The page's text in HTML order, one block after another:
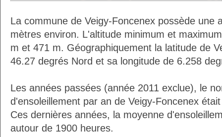
La commune de Veigy-Foncenex possède une
mètres environ. L'altitude minimum et
m et 471 m. Géographiquement la latitude de
46.27 degrés Nord et sa longitude de 6.258
Les années passées (année 2011 exclue), le
d'ensoleillement par an de Veigy-Foncenex
Ces dernières années, la moyenne
autour de 1900 heures.